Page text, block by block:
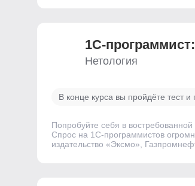
1С-
Нетология
В конце курса вы пройдёте тест
Попробуйте себя в
Спрос на 1С-программистов
издательство «Эксмо»,